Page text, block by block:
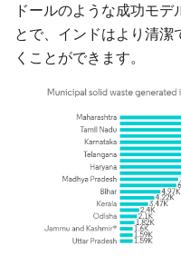
ドールのような成功モ
とで、インドはより清潔
くことができます。